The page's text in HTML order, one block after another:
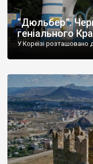
“Дюльбер”.
геніального
У Кореїзі розташовано